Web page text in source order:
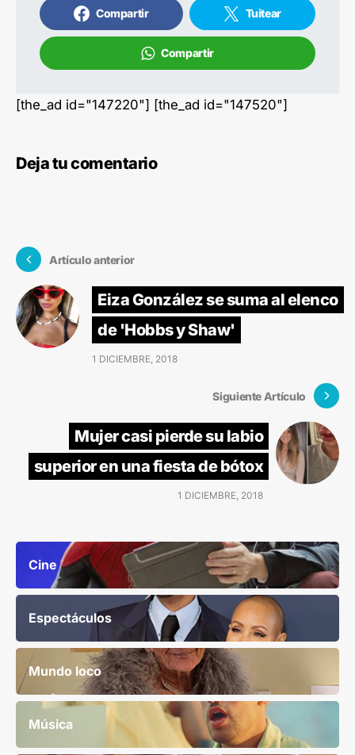
Compartir Tuitear
Compartir
[the_ad id="147220"] [the_ad id="147520"]
Deja tu comentario
Artículo anterior
Eiza González se suma al elenco
de 'Hobbs y Shaw'
1 DICIEMBRE, 2018
Siguiente Artículo
Mujer casi pierde su labio
superior en una fiesta de bótox
1 DICIEMBRE, 2018
Cine
Espectáculos
Mundo loco
Música